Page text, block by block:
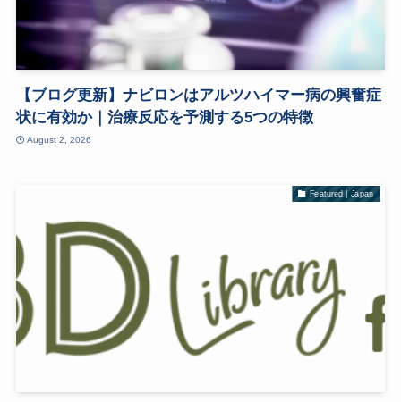
【ブログ更新】ナビロンはアルツハイマー病の興奮症
状に有効か｜治療反応を予測する5つの特徴
August 2, 2026
Featured | Japan